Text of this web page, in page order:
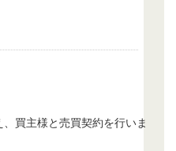
買主様と売買契約を行いま